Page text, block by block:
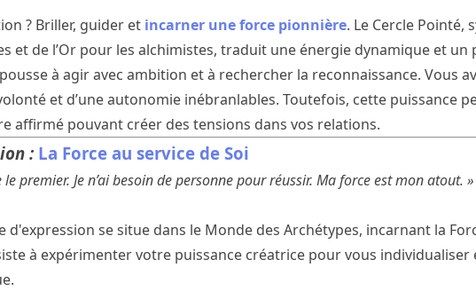
? Briller, guider et incarner une force pionnière. Le Cercle Pointé,
et de l’Or pour les alchimistes, traduit une énergie dynamique et
à agir avec ambition et à rechercher la reconnaissance. Vous
et d’une autonomie inébranlables. Toutefois, cette puissance
affirmé pouvant créer des tensions dans vos relations.
: La Force au service de Soi
le premier. Je n’ai besoin de personne pour réussir. Ma force est mon atout. »
d'expression se situe dans le Monde des Archétypes, incarnant la
à expérimenter votre puissance créatrice pour vous